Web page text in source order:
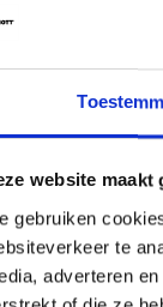
website
gebruiken
te
adverteren
Care & Treatment